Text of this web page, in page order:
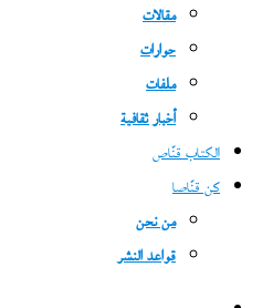
مقالات
حوارات
ملفات
أخبار ثقافية
الكتاب قنّاص
كن قنّاصا
من نحن
قواعد النشر